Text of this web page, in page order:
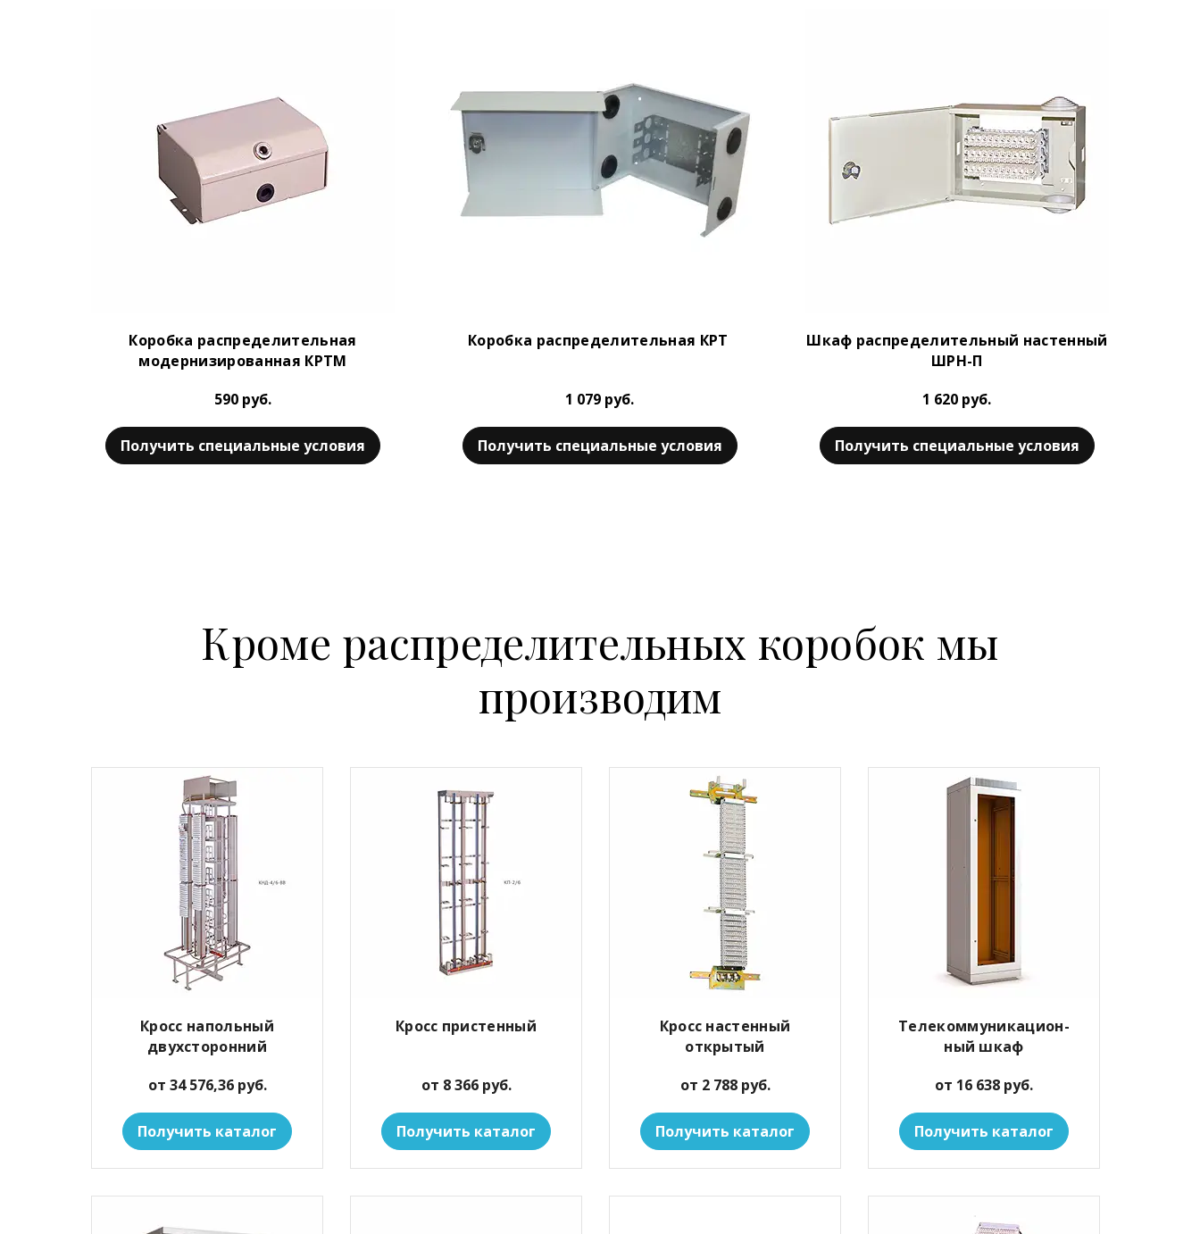
Коробка распределительная
модернизированная КРТМ
590 руб.
Получить специальные условия
Коробка распределительная КРТ
1 079 руб.
Получить специальные условия
Шкаф распределительный настенный
ШРН-П
1 620 руб.
Получить специальные условия
Кроме распределительных коробок мы
производим
Кросс напольный
двухсторонний
от 34 576,36 руб.
Получить каталог
Кросс пристенный
от 8 366 руб.
Получить каталог
Кросс настенный
открытый
от 2 788 руб.
Получить каталог
Телекоммуникацион-
ный шкаф
от 16 638 руб.
Получить каталог